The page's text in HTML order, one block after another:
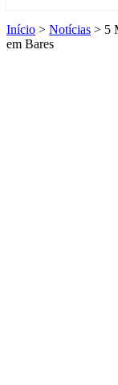
Início > Notícias > 5
em Bares